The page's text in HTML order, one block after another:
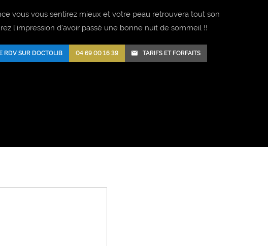
vous vous sentirez mieux et votre peau retrouvera tout son
l'impression d'avoir passé une bonne nuit de sommeil !!
RDV SUR DOCTOLIB 04 69 00 16 39 TARIFS ET FORFAITS